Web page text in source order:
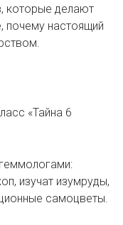
которые делают
почему настоящий
«Тайна 6
изучат изумруды,
самоцветы.